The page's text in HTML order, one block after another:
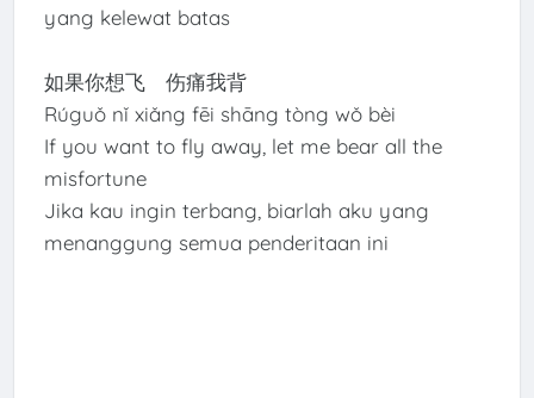
yang kelewat batas
如果你想飞 伤痛我背
Rúguǒ nǐ xiǎng fēi shāng tòng wǒ bèi
If you want to fly away, let me bear all the
misfortune
Jika kau ingin terbang, biarlah aku yang
menanggung semua penderitaan ini